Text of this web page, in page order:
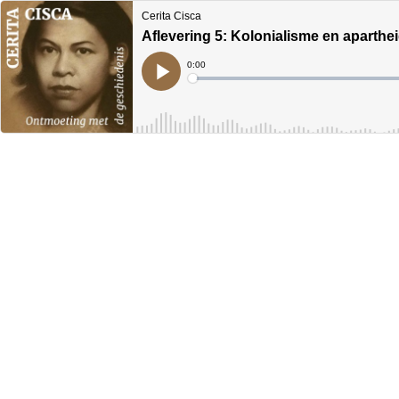
Cerita Cisca
Aflevering 5: Kolonialisme en
Play
Current
Time
0:00
Loaded: